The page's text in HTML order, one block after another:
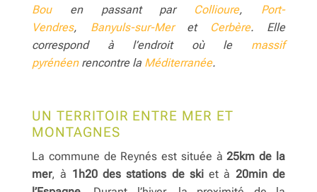
Bouen passant par Collioure, Port-
Vendres, Banyuls-sur-Meret Cerbère. Elle
correspond à l’endroit où le massif
pyrénéenrencontre la Méditerranée.
UN TERRITOIR ENTRE MER ET
MONTAGNES
La commune de Reynés est située à 25km de la
mer, à 1h20 des stations de skiet à 20min de